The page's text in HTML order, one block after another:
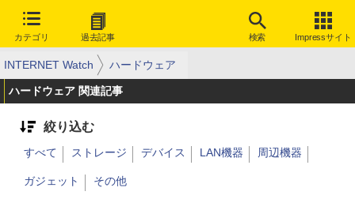
カテゴリ 過去記事 検索 Impressサイト
INTERNET Watch ハードウェア
ハードウェア 関連記事
絞り込む
すべて ストレージ デバイス LAN機器 周辺機器
ガジェット その他